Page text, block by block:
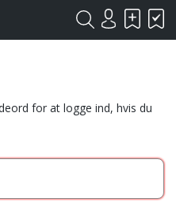
for at logge ind, hvis du